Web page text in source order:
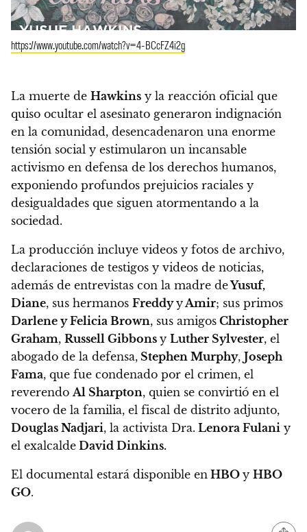
https://www.youtube.com/watch?v=4-BCcFZ4i2g
La muerte de Hawkins y la reacción oficial que
quiso ocultar el asesinato generaron indignación
en la comunidad, desencadenaron una enorme
tensión social y estimularon un incansable
activismo en defensa de los derechos humanos,
exponiendo profundos prejuicios raciales y
desigualdades que siguen atormentando a la
sociedad.
La producción incluye videos y fotos de archivo,
declaraciones de testigos y videos de noticias,
además de entrevistas con la madre deYusuf,
Diane, sus hermanos Freddyy Amir; sus primos
Darlene y Felicia Brown, sus amigos Christopher
Graham, Russell Gibbons y Luther Sylvester, el
abogado de la defensa, Stephen Murphy, Joseph
Fama, que fue condenado por el crimen, el
reverendo Al Sharpton, quien se convirtió en el
vocero de la familia, el fiscal de distrito adjunto,
Douglas Nadjari, la activista Dra. Lenora Fulani y
el exalcalde David Dinkins.
El documental estará disponible en HBO y HBO
GO.